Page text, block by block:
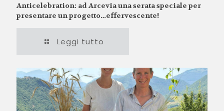
Anticelebration: ad Arcevia una serata speciale per
presentare un progetto…effervescente!
Leggi tutto